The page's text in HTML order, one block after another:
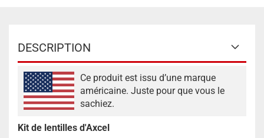
DESCRIPTION
Ce produit est issu d’une marque
américaine. Juste pour que vous le
sachiez.
Kit de lentilles d'Axcel